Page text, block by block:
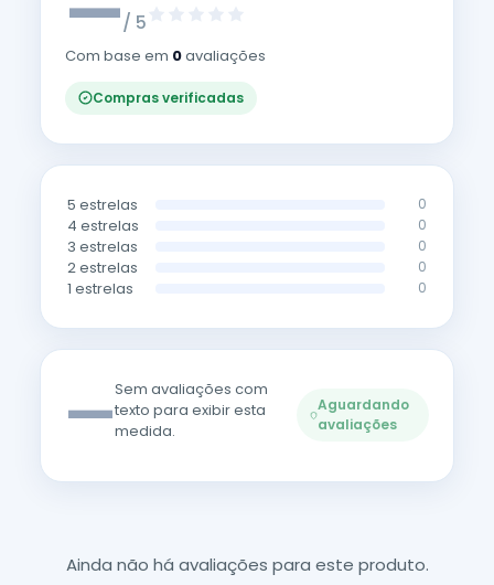
/ 5
Com base em 0avaliações
Compras verificadas
5 estrelas 0
4 estrelas 0
3 estrelas 0
2 estrelas 0
1 estrelas 0
—Sem avaliações com
texto para exibir esta
medida.
Aguardando
avaliações
Ainda não há avaliações para este produto.